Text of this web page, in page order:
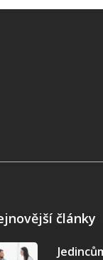
články